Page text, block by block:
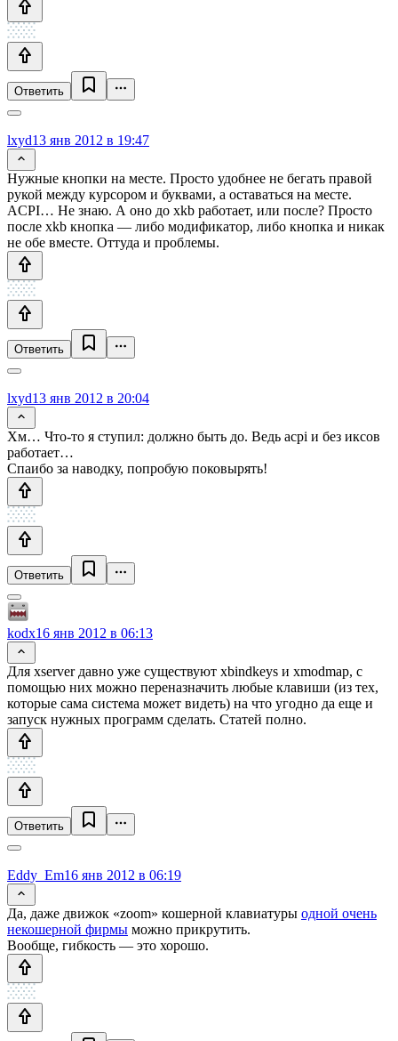
Ответить
lxyd13 янв 2012 в 19:47
Нужные кнопки на месте. Просто удобнее не бегать правой
рукой между курсором и буквами, а оставаться на месте.
ACPI… Не знаю. А оно до xkb работает, или после? Просто
после xkb кнопка — либо модификатор, либо кнопка и никак
не обе вместе. Оттуда и проблемы.
Ответить
lxyd13 янв 2012 в 20:04
Хм… Что-то я ступил: должно быть до. Ведь acpi и без иксов
работает…
Спаибо за наводку, попробую поковырять!
Ответить
kodx16 янв 2012 в 06:13
Для xserver давно уже существуют xbindkeys и xmodmap, с
помощью них можно переназначить любые клавиши (из тех,
которые сама система может видеть) на что угодно да еще и
запуск нужных программ сделать. Статей полно.
Ответить
Eddy_Em16 янв 2012 в 06:19
Да, даже движок «zoom» кошерной клавиатуры одной очень
некошерной фирмы можно прикрутить.
Вообще, гибкость — это хорошо.